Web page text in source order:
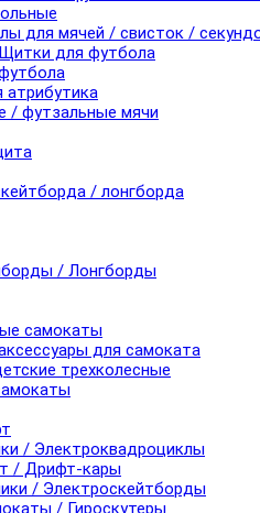
для мячей / свисток /
для футбола
/ футзальные мячи
/ лонгборда
/ Лонгборды
самокаты
для самоката
трехколесные
/ Электроквадроциклы
/ Дрифт-кары
/ Электроскейтборды
/ Гироскутеры